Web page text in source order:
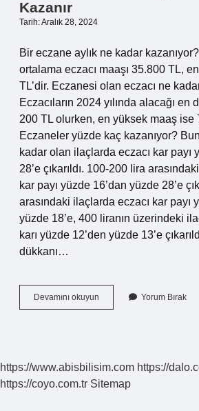
Kazanır
Tarih: Aralık 28, 2024
Bir eczane aylık ne kadar
ortalama eczacı maaşı 35.800 TL,
TL’dir. Eczanesi olan eczacı ne
Eczacıların 2024 yılında alacağı
200 TL olurken, en yüksek maaş ise
Eczaneler yüzde kaç kazanıyor?
kadar olan ilaçlarda eczacı kar payı
28’e çıkarıldı. 100-200 lira
kar payı yüzde 16’dan yüzde 28’e
arasındaki ilaçlarda eczacı kar payı
yüzde 18’e, 400 liranın üzerindeki
karı yüzde 12’den yüzde 13’e
dükkanı…
Devamını okuyun Eczanesi
Olan
Kazanır
Yorum Bırak
https://www.abisbilisim.com https://
https://coyo.com.tr Sitemap